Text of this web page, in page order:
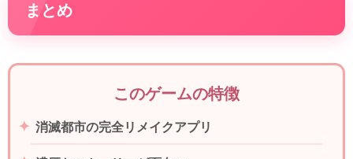
まとめ
このゲームの特徴
消滅都市の完全リメイクアプリ